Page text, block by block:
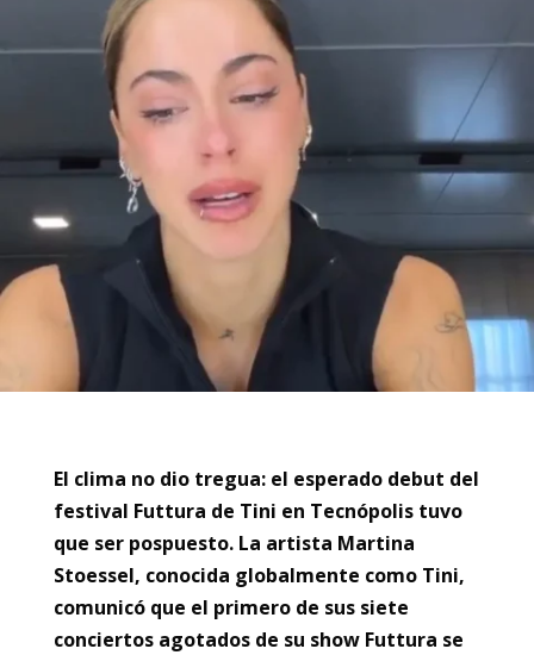
El clima no dio tregua: el esperado debut del
festival Futtura de Tini en Tecnópolis tuvo
que ser pospuesto. La artista Martina
Stoessel, conocida globalmente como Tini,
comunicó que el primero de sus siete
conciertos agotados de su show Futtura se